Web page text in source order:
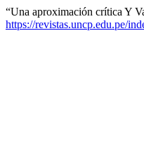
“Una aproximación crítica Y
https://revistas.uncp.edu.pe/